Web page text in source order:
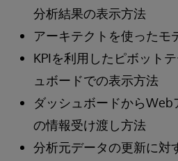
分析結果の表示方法
アーキテクトを使ったモ
KPIを利用したピボット
ュボードでの表示方法
ダッシュボードから
の情報受け渡し方法
分析元データの更新に対